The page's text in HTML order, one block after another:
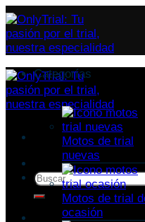
Buscar
por:
Categorías
Motos de trial
nuevas
Motos de trial
ocasión